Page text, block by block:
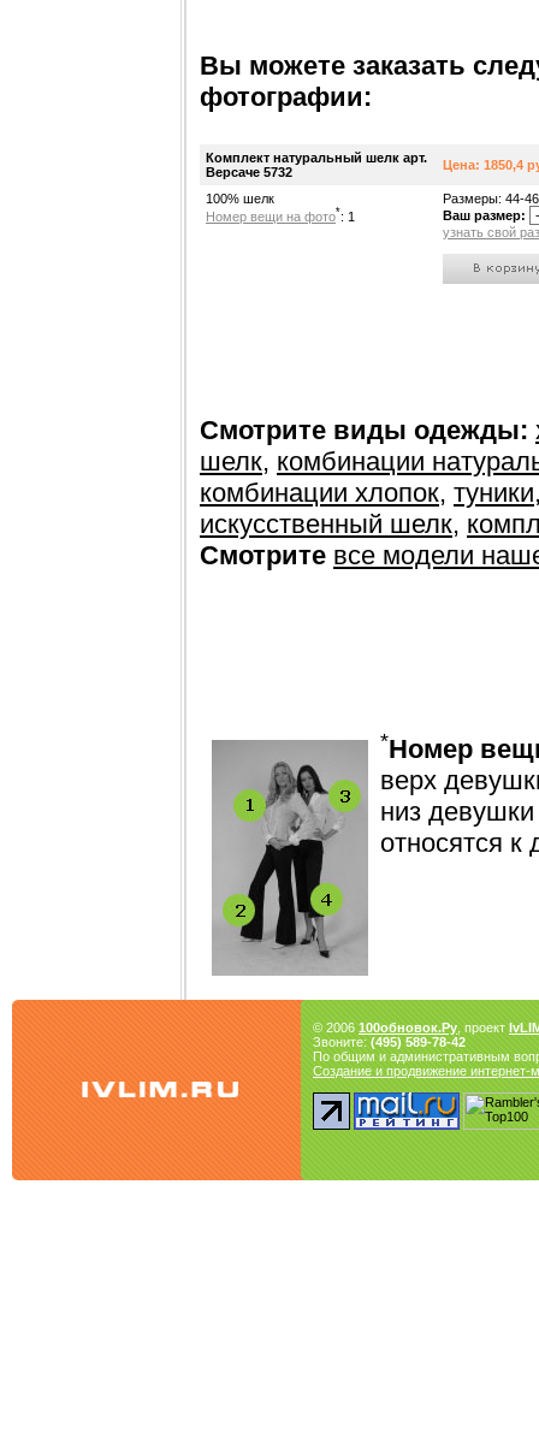
Вы можете заказать
фотографии:
Комплект натуральный шелк арт.
Версаче 5732
Цена: 1850,4
100% шелк
Номер вещи на фото*: 1
Размеры: 44-46
Ваш размер:
узнать свой
Смотрите виды одежды:
шелк, комбинации
комбинации хлопок, туники
искусственный шелк,
Смотрите все модели
*Номер
верх
низ
относятся
© 2006 100обновок.Ру , проект
Звоните: (495) 589-78-42
По общим и административным
Создание и продвижение интернет-